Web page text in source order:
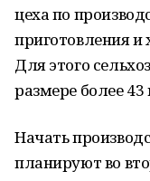
цеха по
приготовления и
Для этого
размере более
Начать
планируют во